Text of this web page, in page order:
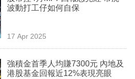
波動打工仔如何自保
17 Apr 2025
強積金首季人均賺7300元 內地及
港股基金回報近12%表現亮眼